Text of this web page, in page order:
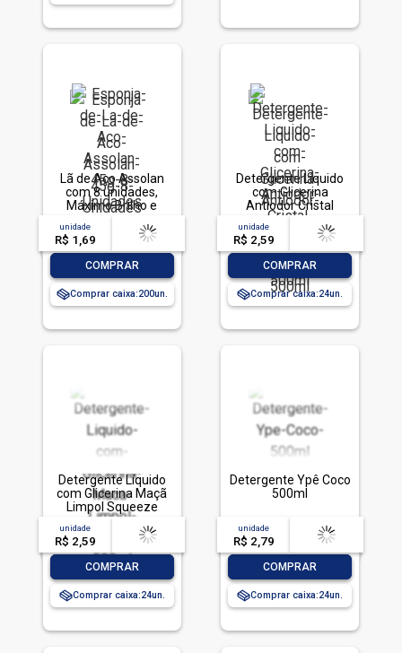
Lã de Aço Assolan
com 8 unidades,
Máximo Brilho e
Mínimo Esforço, 45g
unidade
R$ 1,69
acima de
-- --,--un.
COMPRAR
Comprar caixa:200
Detergente Líquido
com Glicerina
Antiodor Cristal
Limpol Squeeze
unidade
R$ 2,59
acima de
-- --,--un.
COMPRAR
Comprar caixa:24
Detergente Líquido
com Glicerina Maçã
Limpol Squeeze
500ml
unidade
R$ 2,59
acima de
-- --,--un.
COMPRAR
Comprar caixa:24
Detergente Ypê Coco
500ml
unidade
R$ 2,79
acima de
-- --,--un.
COMPRAR
Comprar caixa:24